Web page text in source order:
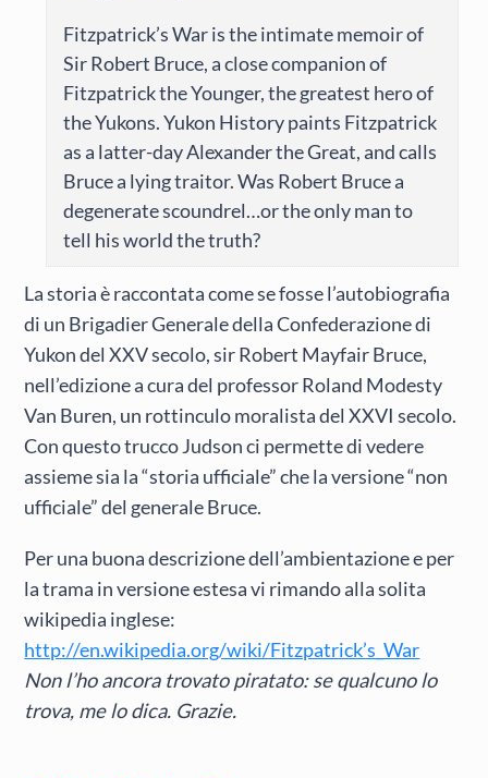
Fitzpatrick’s War is the intimate memoir of
Sir Robert Bruce, a close companion of
Fitzpatrick the Younger, the greatest hero of
the Yukons. Yukon History paints Fitzpatrick
as a latter-day Alexander the Great, and calls
Bruce a lying traitor. Was Robert Bruce a
degenerate scoundrel…or the only man to
tell his world the truth?
La storia è raccontata come se fosse l’autobiografia
di un Brigadier Generale della Confederazione di
Yukon del XXV secolo, sir Robert Mayfair Bruce,
nell’edizione a cura del professor Roland Modesty
Van Buren, un rottinculo moralista del XXVI secolo.
Con questo trucco Judson ci permette di vedere
assieme sia la “storia ufficiale” che la versione “non
ufficiale” del generale Bruce.
Per una buona descrizione dell’ambientazione e per
la trama in versione estesa vi rimando alla solita
wikipedia inglese:
http://en.wikipedia.org/wiki/Fitzpatrick’s_War
Non l’ho ancora trovato piratato: se qualcuno lo
trova, me lo dica. Grazie.